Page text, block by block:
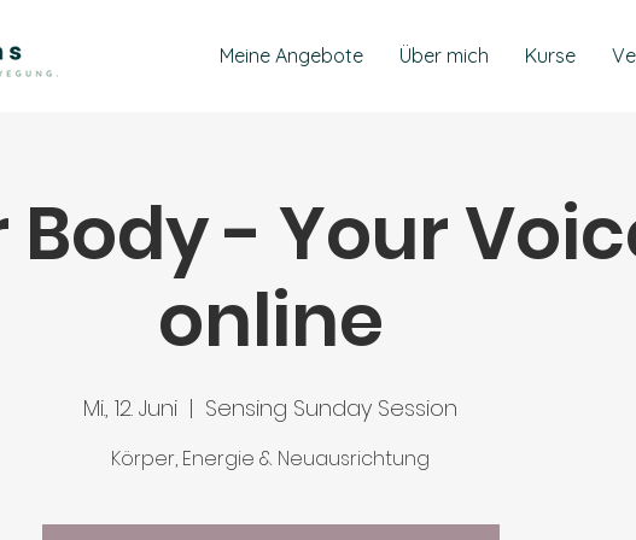
Meine Angebote Über mich Kurse
Body - Your
online
Mi., 12. Juni
  |
Sensing Sunday Session
Körper, Energie & Neuausrichtung